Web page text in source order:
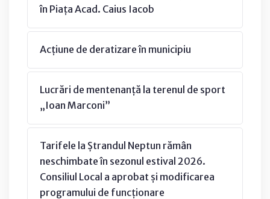
în Piața Acad. Caius Iacob
Acțiune de deratizare în municipiu
Lucrări de mentenanță la terenul de sport
„Ioan Marconi”
Tarifele la Ștrandul Neptun rămân
neschimbate în sezonul estival 2026.
Consiliul Local a aprobat și modificarea
programului de funcționare